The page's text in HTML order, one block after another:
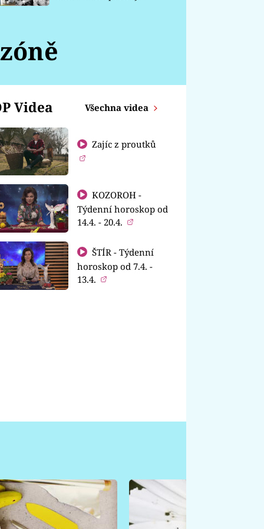
Videa Všechna videa
Zajíc z proutků
KOZOROH -
Týdenní horoskop od
14.4. - 20.4.
ŠTÍR - Týdenní
horoskop od 7.4. -
13.4.